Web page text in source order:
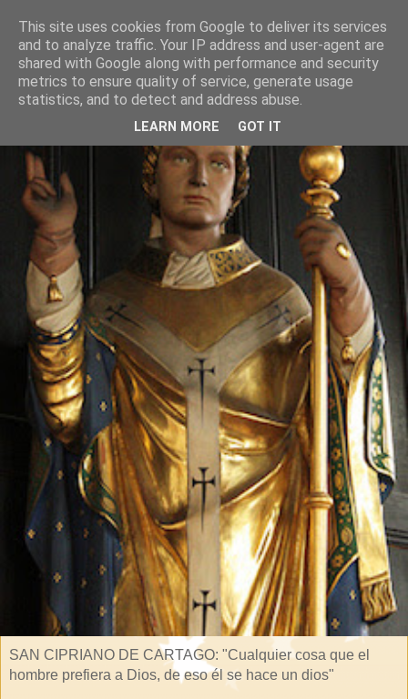
SAN CIPRIANO DE CARTAGO: "Cualquier cosa que el
hombre prefiera a Dios, de eso él se hace un dios"
This site uses cookies from Google to deliver its services
and to analyze traffic. Your IP address and user-agent are
shared with Google along with performance and security
metrics to ensure quality of service, generate usage
statistics, and to detect and address abuse.
LEARN MORE GOT IT